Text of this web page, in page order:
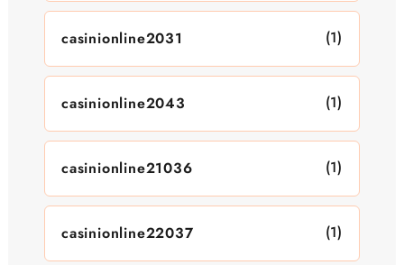
casinionline2031 (1)
casinionline2043 (1)
casinionline21036 (1)
casinionline22037 (1)